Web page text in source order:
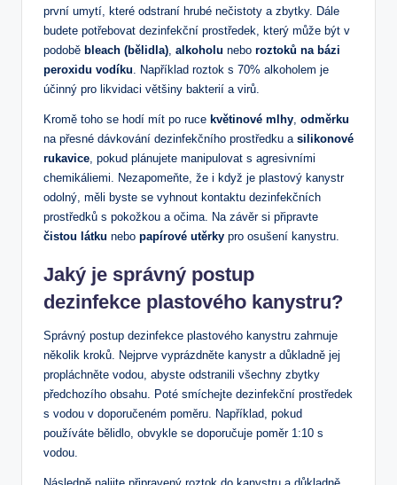
první umytí, které odstraní hrubé nečistoty a zbytky. Dále
budete potřebovat dezinfekční prostředek, který může být v
podobě bleach (bělidla), alkoholu nebo roztoků na bázi
peroxidu vodíku. Například roztok s 70% alkoholem je
účinný pro likvidaci většiny bakterií a virů.
Kromě toho se hodí mít po ruce květinové mlhy, odměrku
na přesné dávkování dezinfekčního prostředku a silikonové
rukavice, pokud plánujete manipulovat s agresivními
chemikáliemi. Nezapomeňte, že i když je plastový kanystr
odolný, měli byste se vyhnout kontaktu dezinfekčních
prostředků s pokožkou a očima. Na závěr si připravte
čistou látku nebo papírové utěrky pro osušení kanystru.
Jaký je správný postup
dezinfekce plastového kanystru?
Správný postup dezinfekce plastového kanystru zahrnuje
několik kroků. Nejprve vyprázdněte kanystr a důkladně jej
propláchněte vodou, abyste odstranili všechny zbytky
předchozího obsahu. Poté smíchejte dezinfekční prostředek
s vodou v doporučeném poměru. Například, pokud
používáte bělidlo, obvykle se doporučuje poměr 1:10 s
vodou.